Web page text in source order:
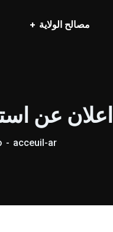
مصالح الولاية
اعلان عن استشارة
acceuil-ar